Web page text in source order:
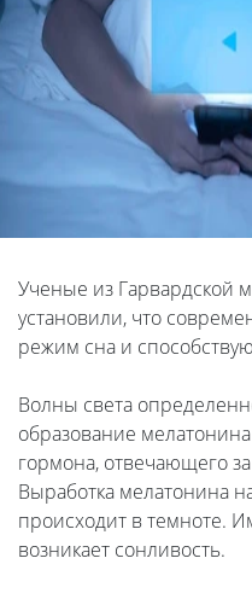
Ученые из Гарвардской
установили, что
режим сна и
Волны света
образование
гормона, отвечающего
Выработка мелатонина
происходит в темноте.
возникает сонливость.